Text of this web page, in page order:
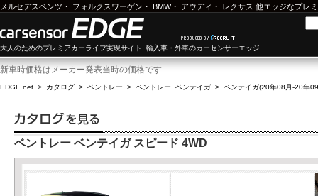
メルセデスベンツ ・ フォルクスワーゲン ・ BMW・ アウディ ・ レクサス 他エッジなプレ
大人のためのプレミアカーライフ実現サイト 輸入車・外車のカーセンサーエッジ
新車時価格はメーカー発表当時の価格です
EDGE.net > カタログ > ベントレー > ベントレー ベンテイガ > ベンテイガ(20年08月-20年
ベントレー ベンテイガ スピード 4WD